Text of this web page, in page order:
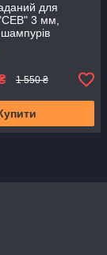
для
"СЕВ" 3 мм,
1 550 ₴